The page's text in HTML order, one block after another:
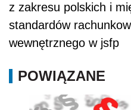
z zakresu polskich i
standardów
wewnętrznego w jsfp
POWIĄZANE